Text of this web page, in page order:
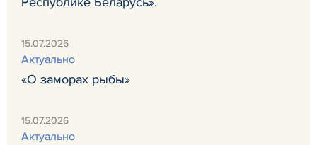
15.07.2026
Актуально
«О заморах рыбы»
15.07.2026
Актуально